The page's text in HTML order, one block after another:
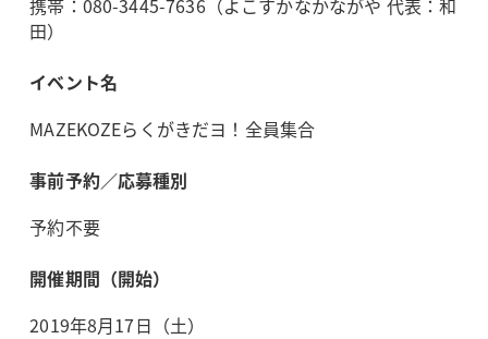
携帯：080-3445-7636（よこすかなかながや 代表：和
田）
イベント名
MAZEKOZEらくがきだヨ！全員集合
事前予約／応募種別
予約不要
開催期間（開始）
2019年8月17日（土）